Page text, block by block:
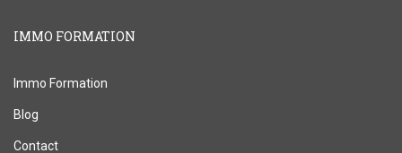
IMMO FORMATION
Immo Formation
Blog
Contact